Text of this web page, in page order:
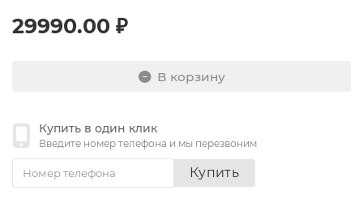
29990.00 ₽
В корзину
Купить в один клик
Введите номер телефона и мы перезвоним
Купить